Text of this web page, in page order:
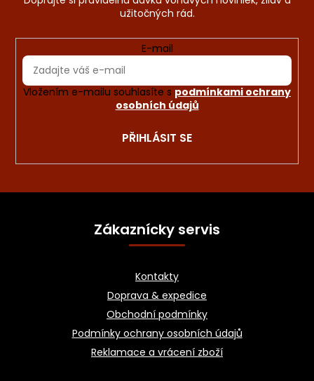
E-mail
Vložením e-mailu souhlasíte s podmínkami ochrany
osobních údajů
PŘIHLÁSIT SE
Zákaznícky servis
Kontakty
Doprava & expedice
Obchodní podmínky
Podmínky ochrany osobních údajů
Reklamace a vrácení zboží